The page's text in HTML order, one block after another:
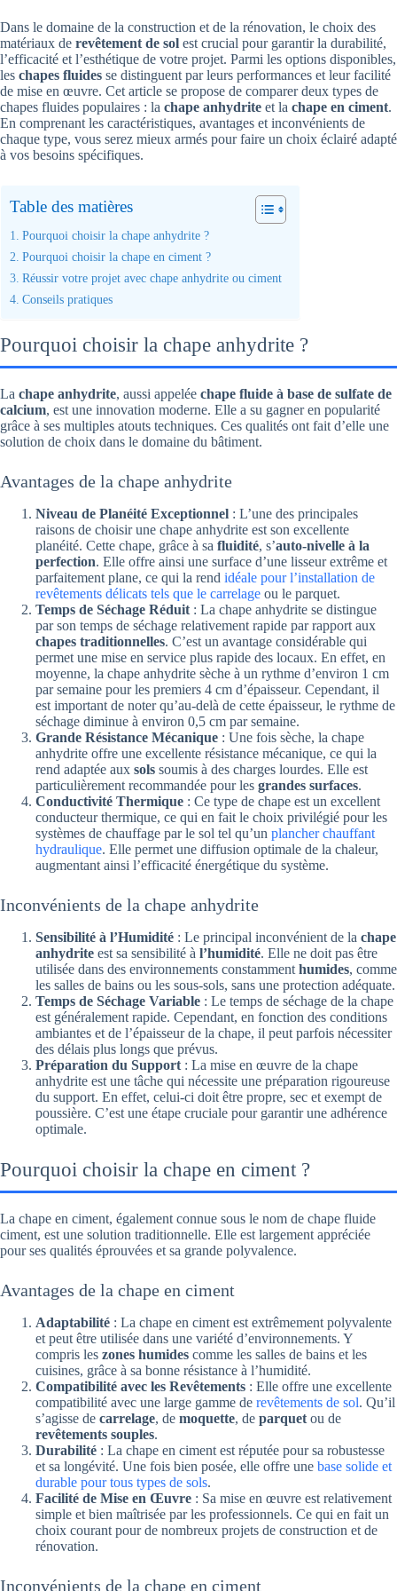
Dans le domaine de la construction et de la rénovation, le choix des
matériaux de revêtement de sol est crucial pour garantir la durabilité,
l’efficacité et l’esthétique de votre projet. Parmi les options disponibles,
les chapes fluides se distinguent par leurs performances et leur facilité
de mise en œuvre. Cet article se propose de comparer deux types de
chapes fluides populaires : la chape anhydrite et la chape en ciment.
En comprenant les caractéristiques, avantages et inconvénients de
chaque type, vous serez mieux armés pour faire un choix éclairé adapté
à vos besoins spécifiques.
Table des matières
Pourquoi choisir la chape anhydrite ?
Pourquoi choisir la chape en ciment ?
Réussir votre projet avec chape anhydrite ou ciment
Conseils pratiques
Pourquoi choisir la chape anhydrite ?
La chape anhydrite, aussi appelée chape fluide à base de sulfate de
calcium, est une innovation moderne. Elle a su gagner en popularité
grâce à ses multiples atouts techniques. Ces qualités ont fait d’elle une
solution de choix dans le domaine du bâtiment.
Avantages de la chape anhydrite
Niveau de Planéité Exceptionnel : L’une des principales
raisons de choisir une chape anhydrite est son excellente
planéité. Cette chape, grâce à sa fluidité, s’auto-nivelle à la
perfection. Elle offre ainsi une surface d’une lisseur extrême et
parfaitement plane, ce qui la rend idéale pour l’installation de
revêtements délicats tels que le carrelage ou le parquet.
Temps de Séchage Réduit : La chape anhydrite se distingue
par son temps de séchage relativement rapide par rapport aux
chapes traditionnelles. C’est un avantage considérable qui
permet une mise en service plus rapide des locaux. En effet, en
moyenne, la chape anhydrite sèche à un rythme d’environ 1 cm
par semaine pour les premiers 4 cm d’épaisseur. Cependant, il
est important de noter qu’au-delà de cette épaisseur, le rythme de
séchage diminue à environ 0,5 cm par semaine.
Grande Résistance Mécanique : Une fois sèche, la chape
anhydrite offre une excellente résistance mécanique, ce qui la
rend adaptée aux sols soumis à des charges lourdes. Elle est
particulièrement recommandée pour les grandes surfaces.
Conductivité Thermique : Ce type de chape est un excellent
conducteur thermique, ce qui en fait le choix privilégié pour les
systèmes de chauffage par le sol tel qu’un plancher chauffant
hydraulique. Elle permet une diffusion optimale de la chaleur,
augmentant ainsi l’efficacité énergétique du système.
Inconvénients de la chape anhydrite
Sensibilité à l’Humidité : Le principal inconvénient de la chape
anhydrite est sa sensibilité à l’humidité. Elle ne doit pas être
utilisée dans des environnements constamment humides, comme
les salles de bains ou les sous-sols, sans une protection adéquate.
Temps de Séchage Variable : Le temps de séchage de la chape
est généralement rapide. Cependant, en fonction des conditions
ambiantes et de l’épaisseur de la chape, il peut parfois nécessiter
des délais plus longs que prévus.
Préparation du Support : La mise en œuvre de la chape
anhydrite est une tâche qui nécessite une préparation rigoureuse
du support. En effet, celui-ci doit être propre, sec et exempt de
poussière. C’est une étape cruciale pour garantir une adhérence
optimale.
Pourquoi choisir la chape en ciment ?
La chape en ciment, également connue sous le nom de chape fluide
ciment, est une solution traditionnelle. Elle est largement appréciée
pour ses qualités éprouvées et sa grande polyvalence.
Avantages de la chape en ciment
Adaptabilité : La chape en ciment est extrêmement polyvalente
et peut être utilisée dans une variété d’environnements. Y
compris les zones humides comme les salles de bains et les
cuisines, grâce à sa bonne résistance à l’humidité.
Compatibilité avec les Revêtements : Elle offre une excellente
compatibilité avec une large gamme de revêtements de sol. Qu’il
s’agisse de carrelage, de moquette, de parquet ou de
revêtements souples.
Durabilité : La chape en ciment est réputée pour sa robustesse
et sa longévité. Une fois bien posée, elle offre une base solide et
durable pour tous types de sols.
Facilité de Mise en Œuvre : Sa mise en œuvre est relativement
simple et bien maîtrisée par les professionnels. Ce qui en fait un
choix courant pour de nombreux projets de construction et de
rénovation.
Inconvénients de la chape en ciment